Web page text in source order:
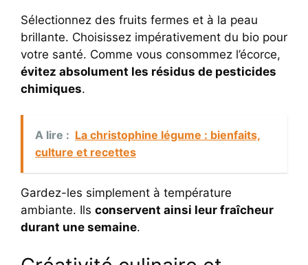
Sélectionnez des fruits fermes et à la peau
brillante. Choisissez impérativement du bio pour
votre santé. Comme vous consommez l’écorce,
évitez absolument les résidus de pesticides
chimiques.
A lire : La christophine légume : bienfaits,
culture et recettes
Gardez-les simplement à température
ambiante. Ils conservent ainsi leur fraîcheur
durant une semaine.